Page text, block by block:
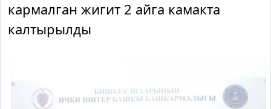
кармалган жигит 2 айга камакта
калтырылды